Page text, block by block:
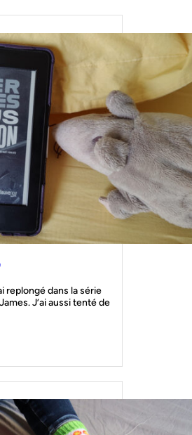
replongé dans la série
J’ai aussi tenté de